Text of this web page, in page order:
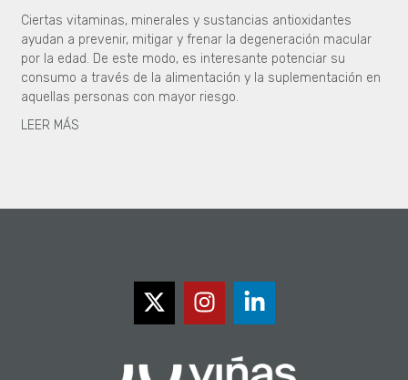
Ciertas vitaminas, minerales y sustancias antioxidantes
ayudan a prevenir, mitigar y frenar la degeneración macular
por la edad. De este modo, es interesante potenciar su
consumo a través de la alimentación y la suplementación en
aquellas personas con mayor riesgo.
LEER MÁS